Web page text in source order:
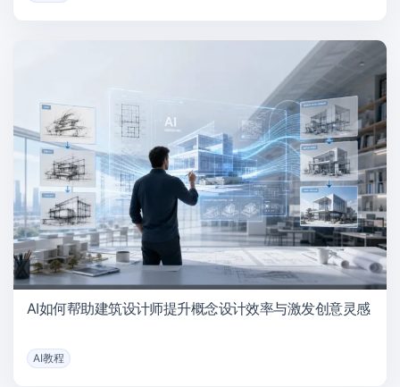
AI如何帮助建筑设计师提升概念设计效率与激发创意灵感
AI教程